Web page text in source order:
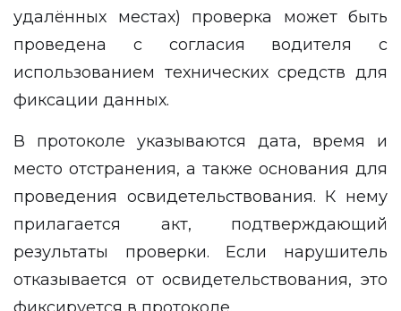
удалённых местах) проверка может быть
проведена с согласия водителя с
использованием технических средств для
фиксации данных.
В протоколе указываются дата, время и
место отстранения, а также основания для
проведения освидетельствования. К нему
прилагается акт, подтверждающий
результаты проверки. Если нарушитель
отказывается от освидетельствования, это